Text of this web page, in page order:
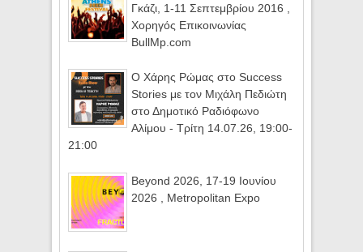
Γκάζι, 1-11 Σεπτεμβρίου 2016 ,
Χορηγός Επικοινωνίας
BullMp.com
Ο Χάρης Ρώμας στο Success
Stories με τον Μιχάλη Πεδιώτη
στο Δημοτικό Ραδιόφωνο
Αλίμου - Τρίτη 14.07.26, 19:00-
21:00
Beyond 2026, 17-19 Ιουνίου
2026 , Metropolitan Expo